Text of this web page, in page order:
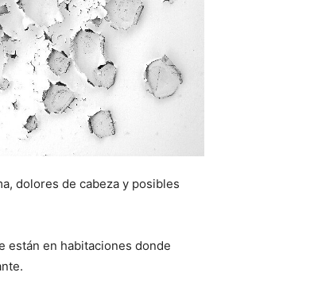
dolores de cabeza y posibles
están en habitaciones donde